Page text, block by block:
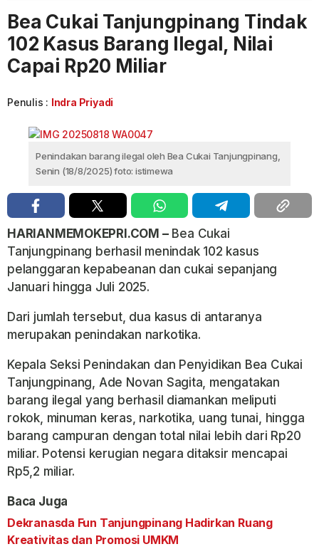
Bea Cukai Tanjungpinang Tindak
102 Kasus Barang Ilegal, Nilai
Capai Rp20 Miliar
Penulis : Indra Priyadi
Penindakan barang ilegal oleh Bea Cukai Tanjungpinang,
Senin (18/8/2025) foto: istimewa
HARIANMEMOKEPRI.COM –Bea Cukai
Tanjungpinang berhasil menindak 102 kasus
pelanggaran kepabeanan dan cukai sepanjang
Januari hingga Juli 2025.
Dari jumlah tersebut, dua kasus di antaranya
merupakan penindakan narkotika.
Kepala Seksi Penindakan dan Penyidikan Bea Cukai
Tanjungpinang, Ade Novan Sagita, mengatakan
barang ilegal yang berhasil diamankan meliputi
rokok, minuman keras, narkotika, uang tunai, hingga
barang campuran dengan total nilai lebih dari Rp20
miliar. Potensi kerugian negara ditaksir mencapai
Rp5,2 miliar.
Baca Juga
Dekranasda Fun Tanjungpinang Hadirkan Ruang
Kreativitas dan Promosi UMKM